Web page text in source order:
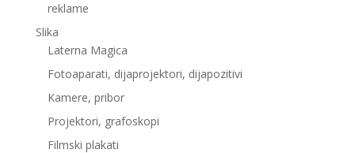
reklame
Slika
Laterna Magica
Fotoaparati, dijaprojektori, dijapozitivi
Kamere, pribor
Projektori, grafoskopi
Filmski plakati